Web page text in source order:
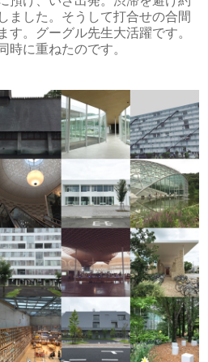
ました。そうして打合せの合間
す。グーグル先生大活躍です。
時に重ねたのです。